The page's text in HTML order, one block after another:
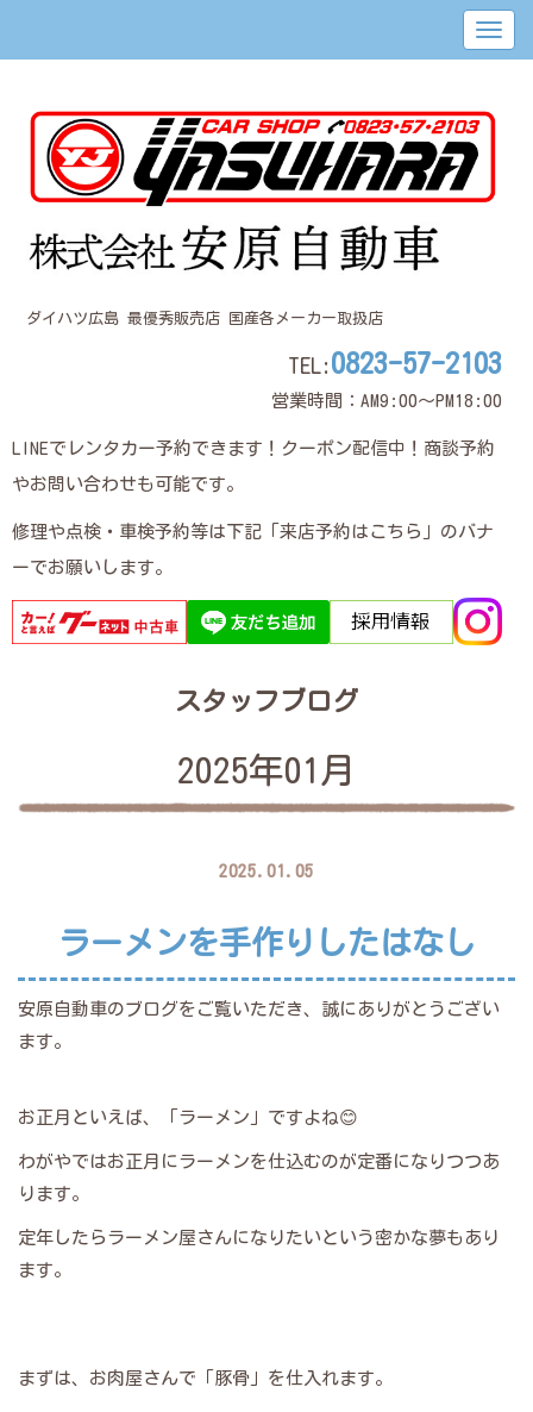
ダイハツ広島 最優秀販売店 国産各メーカー取扱店
TEL: 0823-57-2103
営業時間：AM9:00～PM18:00
LINEでレンタカー予約できます！クーポン配信中！商談予約
やお問い合わせも可能です。
修理や点検・車検予約等は下記「来店予約はこちら」のバナ
ーでお願いします。
スタッフブログ
2025年01月
2025.01.05
ラーメンを手作りしたはなし
安原自動車のブログをご覧いただき、誠にありがとうござい
ます。
お正月といえば、「ラーメン」ですよね😊
わがやではお正月にラーメンを仕込むのが定番になりつつあ
ります。
定年したらラーメン屋さんになりたいという密かな夢もあり
ます。
まずは、お肉屋さんで「豚骨」を仕入れます。